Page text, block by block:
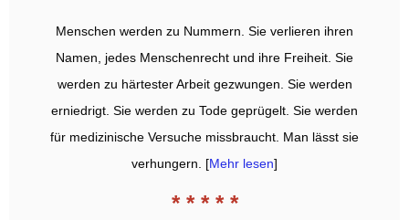
Menschen werden zu Nummern. Sie verlieren ihren
Namen, jedes Menschenrecht und ihre Freiheit. Sie
werden zu härtester Arbeit gezwungen. Sie werden
erniedrigt. Sie werden zu Tode geprügelt. Sie werden
für medizinische Versuche missbraucht. Man lässt sie
verhungern. [Mehr lesen]
* * * * *